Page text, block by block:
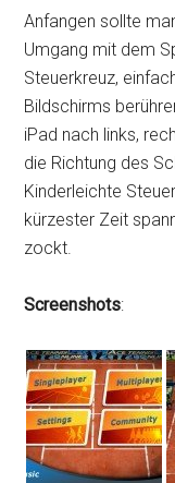
Anfangen sollte
Umgang mit dem
Steuerkreuz,
Bildschirms
iPad nach links,
die Richtung des
Kinderleichte
kürzester Zeit
zockt.
Screenshots: